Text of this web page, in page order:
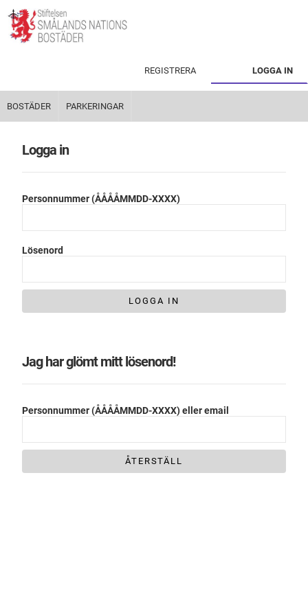
REGISTRERA LOGGA IN
BOSTÄDER PARKERINGAR
Logga in
Personnummer (ÅÅÅÅMMDD-XXXX)
Lösenord
Jag har glömt mitt lösenord!
Personnummer (ÅÅÅÅMMDD-XXXX) eller email